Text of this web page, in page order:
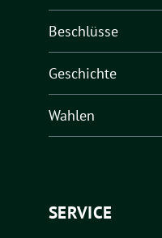
Beschlüsse
Geschichte
Wahlen
SERVICE